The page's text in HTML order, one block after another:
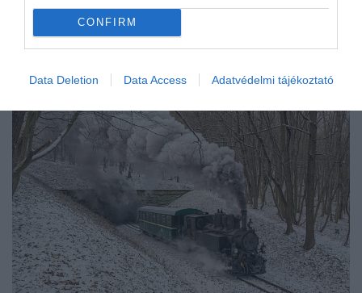
CONFIRM
Data Deletion Data Access Adatvédelmi tájékoztató